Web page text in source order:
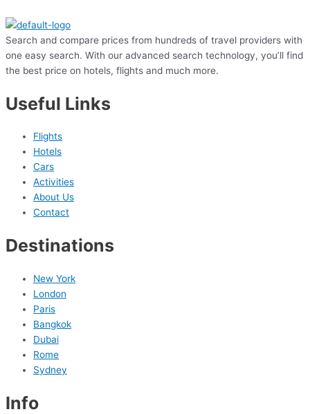
Search and compare prices from hundreds of travel providers with
one easy search. With our advanced search technology, you’ll find
the best price on hotels, flights and much more.
Useful Links
Flights
Hotels
Cars
Activities
About Us
Contact
Destinations
New York
London
Paris
Bangkok
Dubai
Rome
Sydney
Info